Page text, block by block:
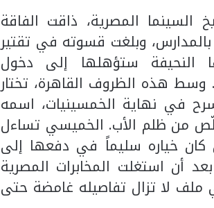
المصرية، ذاقت الفاقة
بالمدارس، وبلغت قسوته في تقتير
النحيفة ستؤهلها إلى دخول
هذه الظروف القاهرة، تختار
في نهاية الخمسينيات، اسمه
من ظلم الأب. الخميسي تساءل
خياره سليماً في دفعها إلى
أن استغلت المخابرات المصرية
لا تزال تفاصيله غامضة حتى